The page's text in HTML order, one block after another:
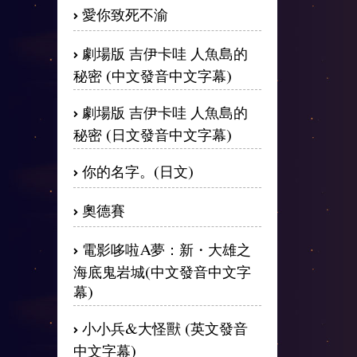
愛你致死不渝
劇場版 吉伊卡哇 人魚島的
秘密 (中文發音中文字幕)
劇場版 吉伊卡哇 人魚島的
秘密 (日文發音中文字幕)
你的名字。(日文)
奧德賽
電影哆啦A夢：新・大雄之
海底鬼岩城(中文發音中文字
幕)
小小兵&大怪獸 (英文發音
中文字幕)